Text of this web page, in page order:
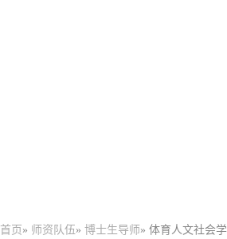
首页 » 师资队伍 » 博士生导师» 体育人文社会学